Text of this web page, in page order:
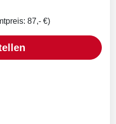
87,- €)